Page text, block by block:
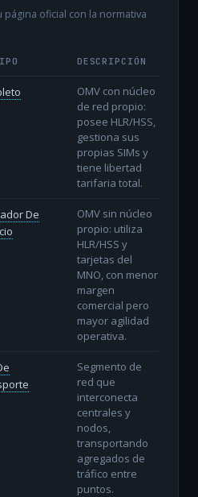
página oficial con la normativa
DESCRIPCIÓN
OMV con núcleo
de red propio:
posee HLR/HSS,
gestiona sus
propias SIMs y
tiene libertad
tarifaria total.
De
OMV sin núcleo
propio: utiliza
HLR/HSS y
tarjetas del
MNO, con menor
margen
comercial pero
mayor agilidad
operativa.
Segmento de
red que
interconecta
centrales y
nodos,
transportando
agregados de
tráfico entre
puntos.